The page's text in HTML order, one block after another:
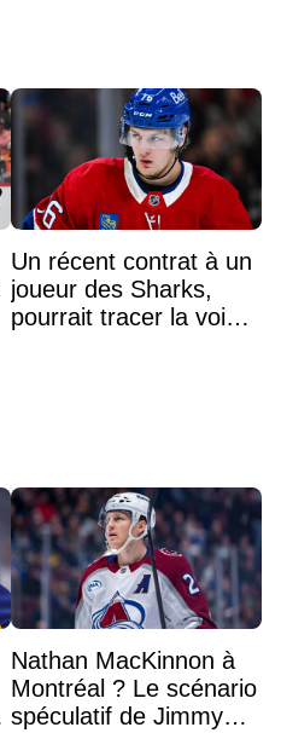
Un récent contrat à un
joueur des Sharks,
pourrait tracer la voie à
Nathan MacKinnon à
Montréal ? Le scénario
spéculatif de Jimmy